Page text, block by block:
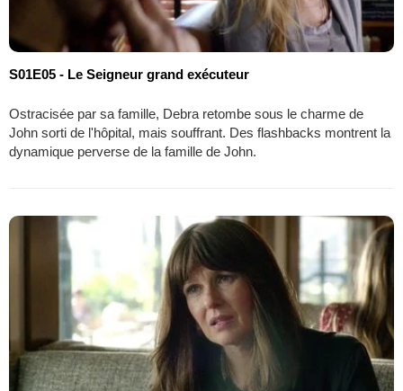
S01E05 - Le Seigneur grand exécuteur
Ostracisée par sa famille, Debra retombe sous le charme de
John sorti de l'hôpital, mais souffrant. Des flashbacks montrent la
dynamique perverse de la famille de John.